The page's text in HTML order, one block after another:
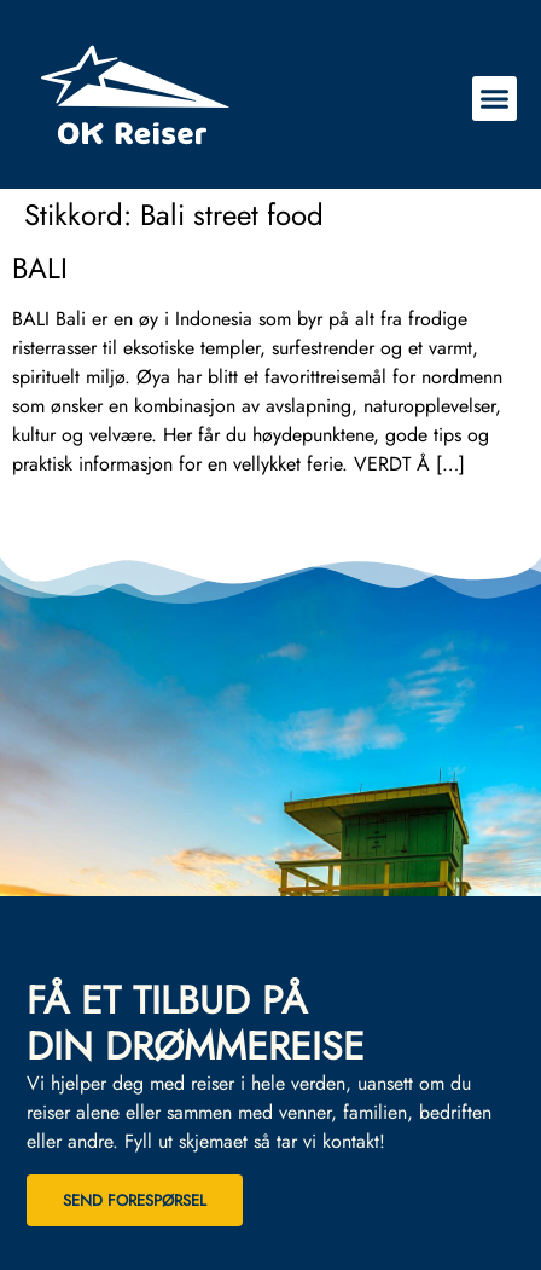
Stikkord: Bali street food
BALI
BALI Bali er en øy i Indonesia som byr på alt fra frodige
risterrasser til eksotiske templer, surfestrender og et varmt,
spirituelt miljø. Øya har blitt et favorittreisemål for nordmenn
som ønsker en kombinasjon av avslapning, naturopplevelser,
kultur og velvære. Her får du høydepunktene, gode tips og
praktisk informasjon for en vellykket ferie. VERDT Å […]
FÅ ET TILBUD PÅ
DIN DRØMMEREISE
Vi hjelper deg med reiser i hele verden, uansett om du
reiser alene eller sammen med venner, familien, bedriften
eller andre. Fyll ut skjemaet så tar vi kontakt!
SEND FORESPØRSEL